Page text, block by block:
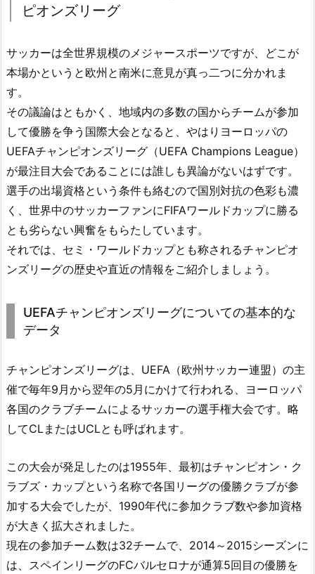
ピオンズリーグ
サッカーは全世界規模のメジャースポーツですが、どこが
本場かというと欧州と南米に意見が真っ二つに分かれま
す。
その議論はともかく、地域内の多数の国からチームが参加
して優勝を争う国際大会となると、やはりヨーロッパの
UEFAチャンピオンズリーグ（UEFA Champions League）
が最注目大会であることには誰しも異論がないはずです。
選手の出場資格という条件も絡むので国別対抗の色彩も濃
く、世界中のサッカーファンにFIFAワールドカップに勝る
とも劣らない興奮をもらたしています。
それでは、セミ・ワールドカップとも称されるチャンピオ
ンズリーグの歴史や直近の情報をご紹介しましょう。
UEFAチャンピオンズリーグについての基本的な
データ
チャンピオンズリーグは、UEFA（欧州サッカー連盟）の主
催で毎年9月から翌年の5月にかけて行われる、ヨーロッパ
各国のクラブチームによるサッカーの選手権大会です。略
してCLまたはUCLとも呼ばれます。
この大会が発足したのは1955年、最初はチャンピオン・ク
ラブズ・カップという名称で各国リーグの優勝クラブが参
加する大会でしたが、1990年代に参加クラブ数や参加資格
が大きく拡大されました。
現在の参加チーム数は32チームで、2014～2015シーズンに
は、スペインリーグのFCバルセロナが通算5回目の優勝を